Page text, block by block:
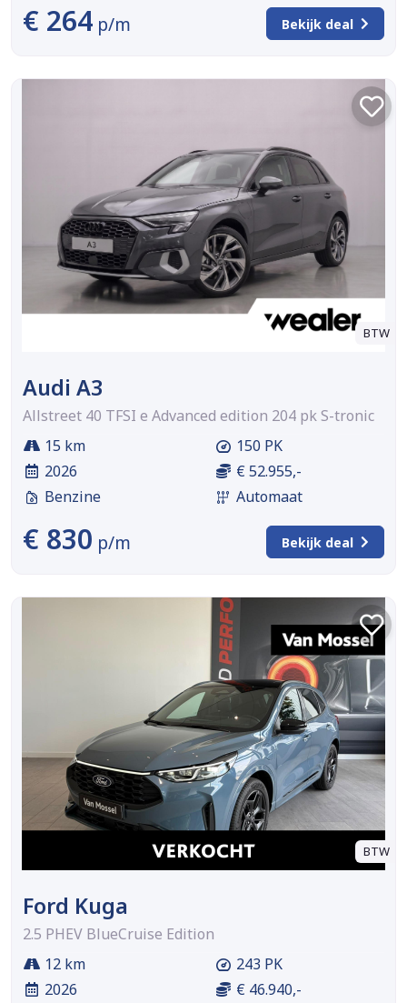
€ 264 p/m Bekijk deal
BTW
Audi A3
Allstreet 40 TFSI e Advanced edition 204 pk S-tronic
15 km
2026
Benzine
150 PK
€ 52.955,-
Automaat
€ 830 p/m Bekijk deal
BTW
Ford Kuga
2.5 PHEV BlueCruise Edition
12 km
2026
243 PK
€ 46.940,-